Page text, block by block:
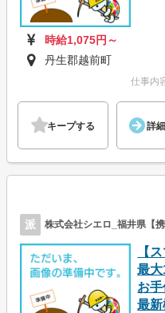
時給1,075円～
丹生郡越前町
仕事内
キープする 詳
派 株式会社シエロ_福井県【
【
最
お
最新